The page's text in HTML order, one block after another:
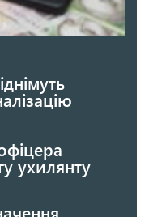
ухилянту